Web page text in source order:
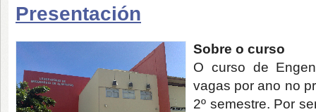
Presentación
Sobre o curso
O curso de
vagas por ano no
2º semestre. Por